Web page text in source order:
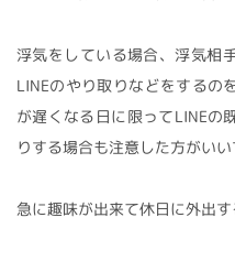
浮気をしている場合、浮気相
LINEのやり取りなどをするの
が遅くなる日に限ってLINEの
りする場合も注意した方がいい
急に趣味が出来て休日に外出